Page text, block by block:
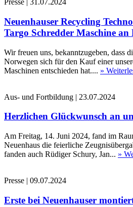
Presse | 31.07.2024
Neuenhauser Recycling
Targo Schredder Maschine
Wir freuen uns, bekanntzugeben, dass
Norwegen sich für den Kauf einer
Maschinen entschieden hat.... »
Aus- und Fortbildung | 23.07.2024
Herzlichen Glückwunsch an
Am Freitag, 14. Juni 2024, fand im
Neuenhaus die feierliche
fanden auch Rüdiger Schury, Jan... »
Presse | 09.07.2024
Erste bei Neuenhauser